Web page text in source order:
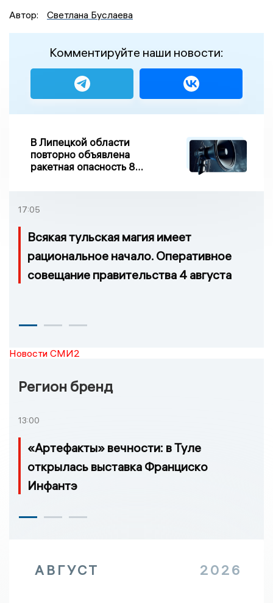
Автор:
Светлана Буслаева
Комментируйте наши новости:
В Липецкой области
повторно объявлена
ракетная опасность 8
17:05
Всякая тульская магия имеет
рациональное начало. Оперативное
совещание правительства 4 августа
Новости СМИ2
Регион бренд
13:00
«Артефакты» вечности: в Туле
открылась выставка Франциско
Инфантэ
АВГУСТ 2026